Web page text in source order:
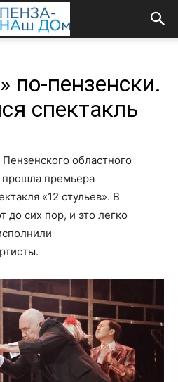
по‑пензенски.
спектакль
областного
прошла премьера
«12 стульев». В
до сих пор, и это легко